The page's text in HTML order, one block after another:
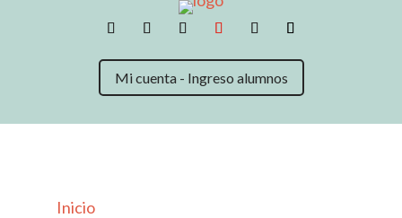
Mi cuenta - Ingreso alumnos
Inicio